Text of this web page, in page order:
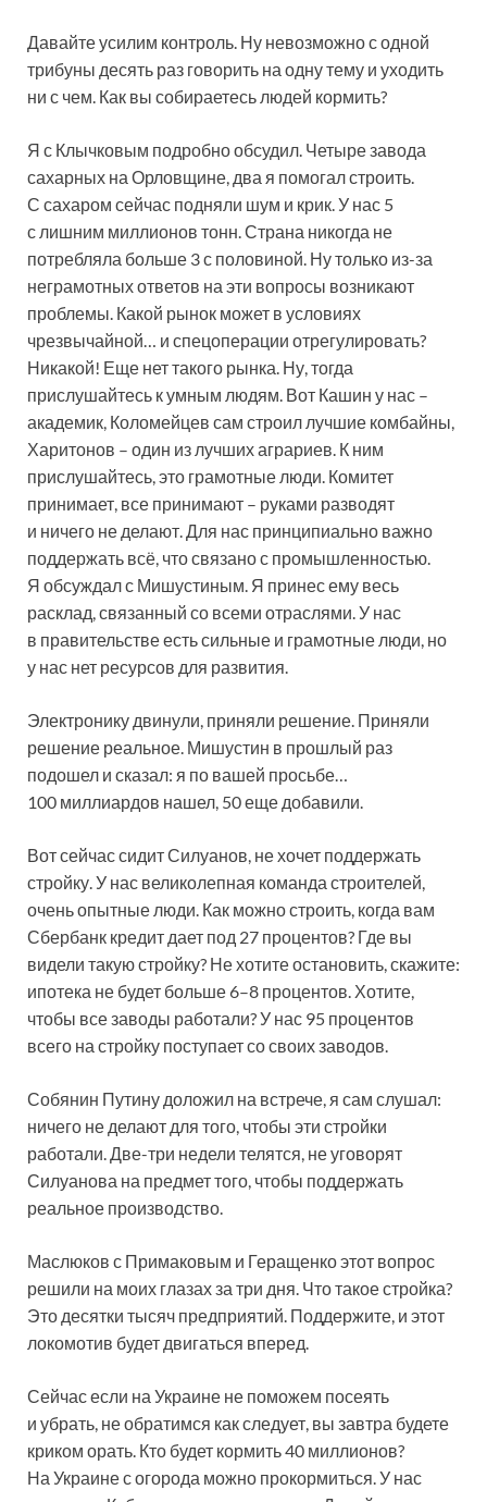
Давайте усилим контроль. Ну невозможно с одной
трибуны десять раз говорить на одну тему и уходить
ни с чем. Как вы собираетесь людей кормить?
Я с Клычковым подробно обсудил. Четыре завода
сахарных на Орловщине, два я помогал строить.
С сахаром сейчас подняли шум и крик. У нас 5
с лишним миллионов тонн. Страна никогда не
потребляла больше 3 с половиной. Ну только из-за
неграмотных ответов на эти вопросы возникают
проблемы. Какой рынок может в условиях
чрезвычайной… и спецоперации отрегулировать?
Никакой! Еще нет такого рынка. Ну, тогда
прислушайтесь к умным людям. Вот Кашин у нас –
академик, Коломейцев сам строил лучшие комбайны,
Харитонов – один из лучших аграриев. К ним
прислушайтесь, это грамотные люди. Комитет
принимает, все принимают – руками разводят
и ничего не делают. Для нас принципиально важно
поддержать всё, что связано с промышленностью.
Я обсуждал с Мишустиным. Я принес ему весь
расклад, связанный со всеми отраслями. У нас
в правительстве есть сильные и грамотные люди, но
у нас нет ресурсов для развития.
Электронику двинули, приняли решение. Приняли
решение реальное. Мишустин в прошлый раз
подошел и сказал: я по вашей просьбе…
100 миллиардов нашел, 50 еще добавили.
Вот сейчас сидит Силуанов, не хочет поддержать
стройку. У нас великолепная команда строителей,
очень опытные люди. Как можно строить, когда вам
Сбербанк кредит дает под 27 процентов? Где вы
видели такую стройку? Не хотите остановить, скажите:
ипотека не будет больше 6–8 процентов. Хотите,
чтобы все заводы работали? У нас 95 процентов
всего на стройку поступает со своих заводов.
Собянин Путину доложил на встрече, я сам слушал:
ничего не делают для того, чтобы эти стройки
работали. Две-три недели телятся, не уговорят
Силуанова на предмет того, чтобы поддержать
реальное производство.
Маслюков с Примаковым и Геращенко этот вопрос
решили на моих глазах за три дня. Что такое стройка?
Это десятки тысяч предприятий. Поддержите, и этот
локомотив будет двигаться вперед.
Сейчас если на Украине не поможем посеять
и убрать, не обратимся как следует, вы завтра будете
криком орать. Кто будет кормить 40 миллионов?
На Украине с огорода можно прокормиться. У нас